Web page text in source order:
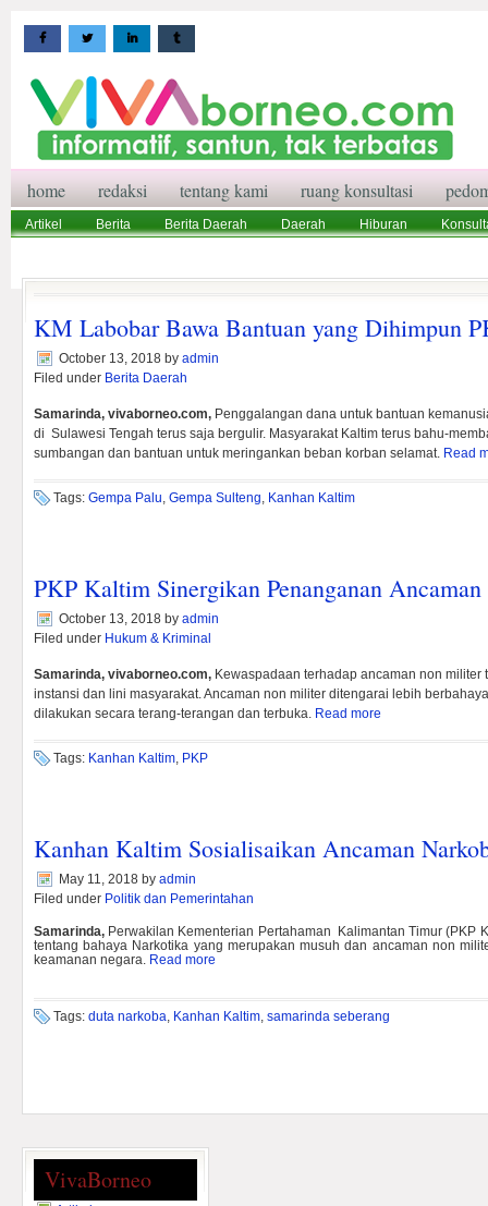
home redaksi tentang kami ruang konsultasi
Artikel Berita Berita Daerah Daerah Hiburan
KM Labobar Bawa Bantuan yang Dihimpun
October 13, 2018 by admin
Filed under Berita Daerah
Samarinda, vivaborneo.com, Penggalangan dana untuk bantuan
di Sulawesi Tengah terus saja bergulir. Masyarakat Kaltim terus bahu-
sumbangan dan bantuan untuk meringankan beban korban selamat. Read
Tags: Gempa Palu, Gempa Sulteng, Kanhan Kaltim
PKP Kaltim Sinergikan Penanganan
October 13, 2018 by admin
Filed under Hukum & Kriminal
Samarinda, vivaborneo.com, Kewaspadaan terhadap ancaman non militer
instansi dan lini masyarakat. Ancaman non militer ditengarai lebih
dilakukan secara terang-terangan dan terbuka. Read more
Tags: Kanhan Kaltim, PKP
Kanhan Kaltim Sosialisaikan Ancaman
May 11, 2018 by admin
Filed under Politik dan Pemerintahan
Samarinda, Perwakilan Kementerian Pertahaman Kalimantan Timur (PKP
tentang bahaya Narkotika yang merupakan musuh dan ancaman non
keamanan negara. Read more
Tags: duta narkoba, Kanhan Kaltim, samarinda seberang
VivaBorneo